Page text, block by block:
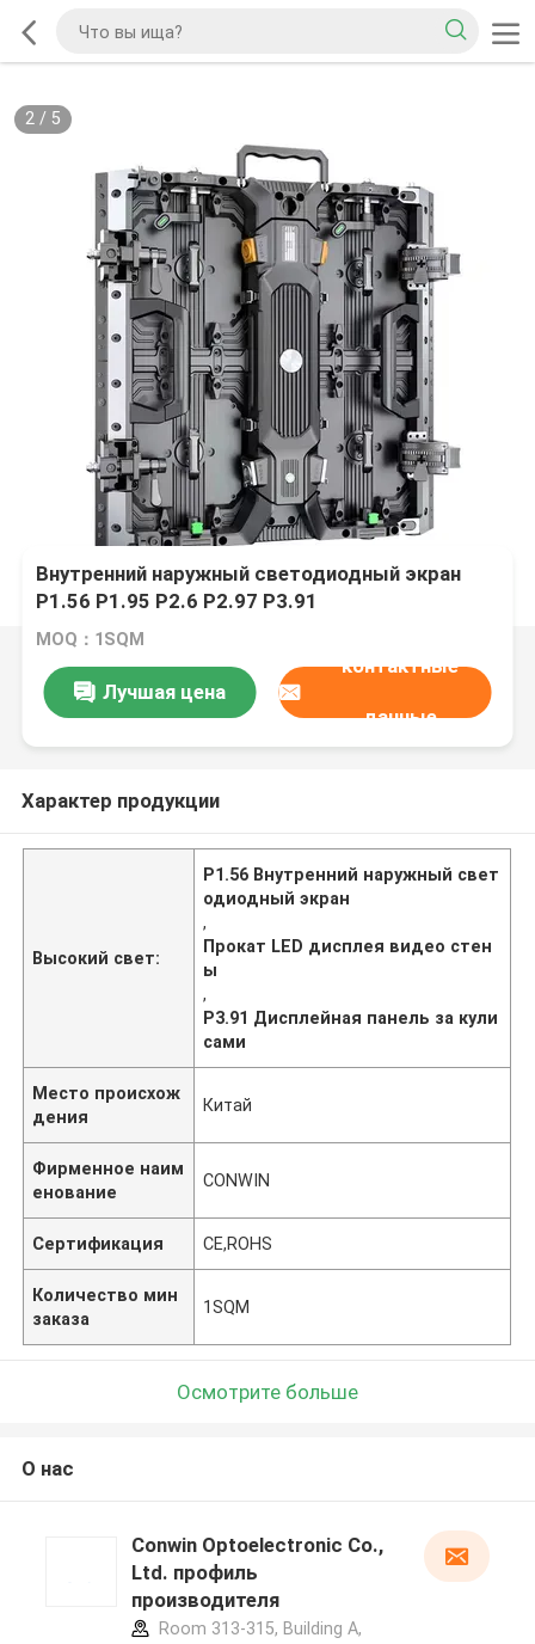
2/ 5
Внутренний наружный светодиодный экран
P1.56 P1.95 P2.6 P2.97 P3.91
MOQ：1SQM
Лучшая цена
контактные
данные
Характер продукции
Высокий свет:
P1.56 Внутренний наружный свет
одиодный экран
,
Прокат LED дисплея видео стен
ы
,
P3.91 Дисплейная панель за кули
сами
Место происхож
дения
Китай
Фирменное наим
енование
CONWIN
Сертификация CE,ROHS
Количество мин
заказа
1SQM
Осмотрите больше
О нас
Conwin Optoelectronic Co.,
Ltd. профиль
производителя
Room 313-315, Building A,